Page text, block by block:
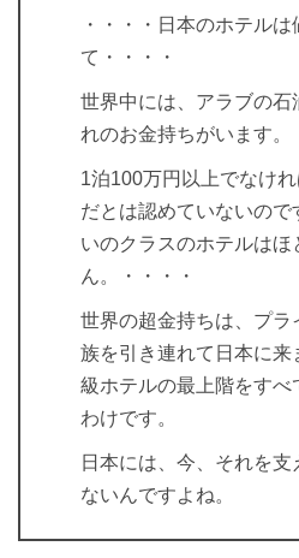
・・・・日本のホテル
て・・・・
世界中には、アラブの
れのお金持ちがいます。
1泊100万円以上でなけ
だとは認めていないので
いのクラスのホテルは
ん。・・・・
世界の超金持ちは、プラ
族を引き連れて日本に来
級ホテルの最上階をすべ
わけです。
日本には、今、それを
ないんですよね。